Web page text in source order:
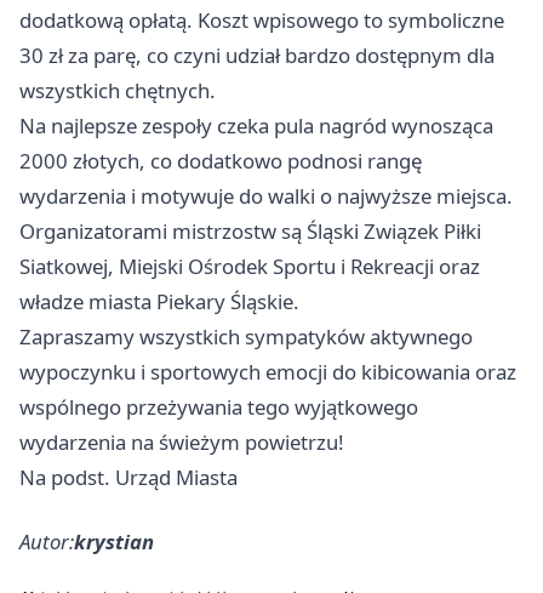
dodatkową opłatą. Koszt wpisowego to symboliczne
30 zł za parę, co czyni udział bardzo dostępnym dla
wszystkich chętnych.
Na najlepsze zespoły czeka pula nagród wynosząca
2000 złotych, co dodatkowo podnosi rangę
wydarzenia i motywuje do walki o najwyższe miejsca.
Organizatorami mistrzostw są Śląski Związek Piłki
Siatkowej, Miejski Ośrodek Sportu i Rekreacji oraz
władze miasta Piekary Śląskie.
Zapraszamy wszystkich sympatyków aktywnego
wypoczynku i sportowych emocji do kibicowania oraz
wspólnego przeżywania tego wyjątkowego
wydarzenia na świeżym powietrzu!
Na podst. Urząd Miasta
Autor:krystian